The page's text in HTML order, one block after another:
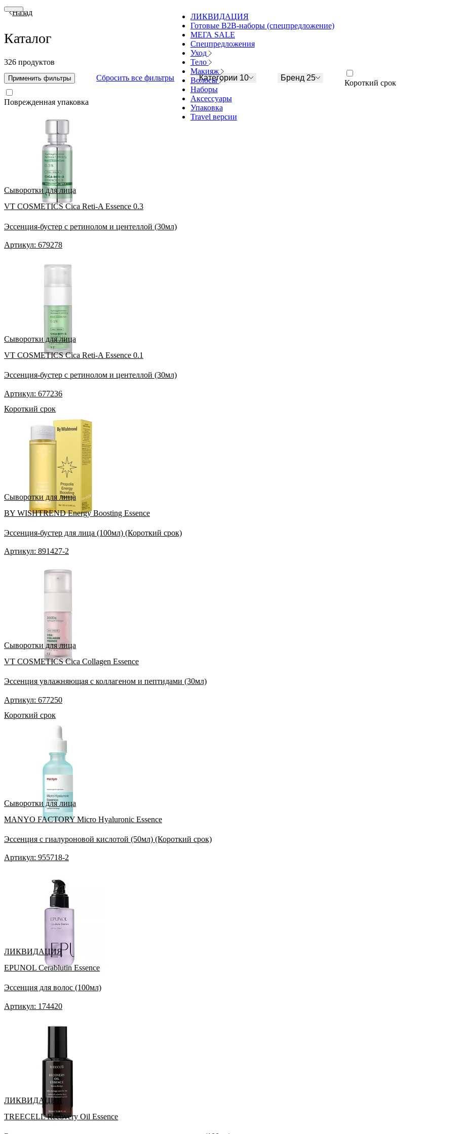
ЛИКВИДАЦИЯ
Готовые В2В-наборы (спецпредложение)
МЕГА SALE
Спецпредложения
Уход
Тело
Макияж
Волосы
Наборы
Аксессуары
Упаковка
Travel версии
Назад
Каталог
326 продуктов
Применить фильтры Сбросить все фильтры Категории 10 Бренд 25
Короткий срок
Поврежденная упаковка
Сыворотки для лица
VT COSMETICS Cica Reti-A Essence 0.3
Эссенция-бустер с ретинолом и центеллой (30мл)
Артикул: 679278
Сыворотки для лица
VT COSMETICS Cica Reti-A Essence 0.1
Эссенция-бустер с ретинолом и центеллой (30мл)
Артикул: 677236
Короткий срок
Сыворотки для лица
BY WISHTREND Energy Boosting Essence
Эссенция-бустер для лица (100мл) (Короткий срок)
Артикул: 891427-2
Сыворотки для лица
VT COSMETICS Cica Collagen Essence
Эссенция увлажняющая с коллагеном и пептидами (30мл)
Артикул: 677250
Короткий срок
Сыворотки для лица
MANYO FACTORY Micro Hyaluronic Essence
Эссенция с гиалуроновой кислотой (50мл) (Короткий срок)
Артикул: 955718-2
ЛИКВИДАЦИЯ
EPUNOL Cerablutin Essence
Эссенция для волос (100мл)
Артикул: 174420
ЛИКВИДАЦИЯ
TREECELL Recovery Oil Essence